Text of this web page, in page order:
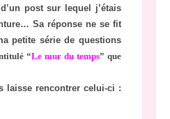
post sur lequel j’étais
Sa réponse ne se fit
petite série de questions
“Le mur du temps” que
laisse rencontrer celui-ci :